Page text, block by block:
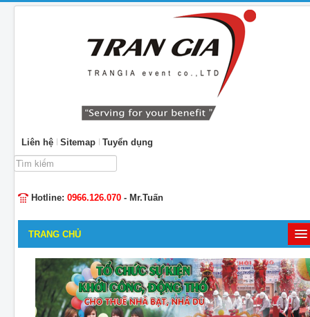
Liên hệ Sitemap
Tuyển dụng
Tìm
kiếm...
Hotline: 0966.126.070 - Mr.Tuấn
TRANG CHỦ
GIỚI THIỆU
TỔ CHỨC SỰ KIỆN
CHO THUÊ THIẾT BỊ SỰ KIỆN